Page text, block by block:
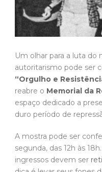
Um olhar para a luta
autoritarismo pode ser
“Orgulho e
reabre o Memorial da
espaço dedicado a
duro período de
A mostra pode ser
segunda, das 12h às
ingressos devem ser